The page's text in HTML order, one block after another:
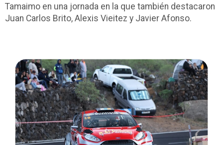
Tamaimo en una jornada en la que también destacaron
Juan Carlos Brito, Alexis Vieitez y Javier Afonso.